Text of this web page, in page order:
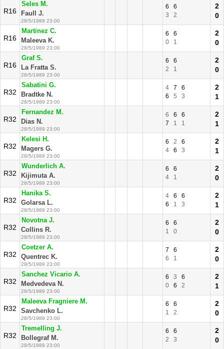
R16
Seles M.
Faull J.
28/5/1989 23:00
6
6
3
2
2
0
R16
Martinez C.
Maleeva K.
28/5/1989 23:00
6
6
0
1
2
0
R16
Graf S.
La Fratta S.
28/5/1989 23:00
6
6
2
1
2
0
R32
Sabatini G.
Bradtke N.
28/5/1989 23:00
4 7
6
6
5 3
2
1
R32
Fernandez M.
Dias N.
28/5/1989 23:00
6 6
6
7
1 1
2
1
R32
Kelesi H.
Magers G.
28/5/1989 23:00
6 2
6
4
6 3
2
1
R32
Wunderlich A.
Kijimuta A.
28/5/1989 23:00
6
6
4
1
2
0
R32
Hanika S.
Golarsa L.
28/5/1989 23:00
4 6
6
6
1 3
2
1
R32
Novotna J.
Collins R.
28/5/1989 23:00
6
6
1
0
2
0
R32
Coetzer A.
Quentrec K.
28/5/1989 23:00
7
6
6
1
2
0
R32
Sanchez Vicario A.
Medvedeva N.
28/5/1989 23:00
6 3
6
0
6 2
2
1
R32
Maleeva Fragniere M.
Savchenko L.
28/5/1989 23:00
6
6
1
2
2
0
R32
Tremelling J.
Bollegraf M.
28/5/1989 23:00
6
6
2
3
2
0